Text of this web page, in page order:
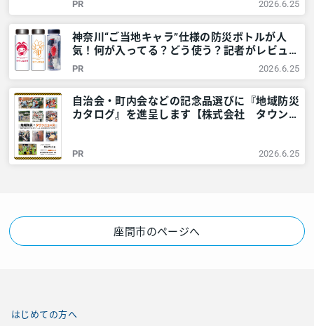
川・東京多摩のご近所情報 – レアリア
PR 2026.6.25
神奈川“ご当地キャラ”仕様の防災ボトルが人
気！何が入ってる？どう使う？記者がレビュー
してみました – 神奈川・東京多摩のご近所情
報 – レアリア
PR 2026.6.25
自治会・町内会などの記念品選びに『地域防災
カタログ』を進呈します【株式会社 タウンニ
PR 2026.6.25
座間市のページへ
はじめての方へ